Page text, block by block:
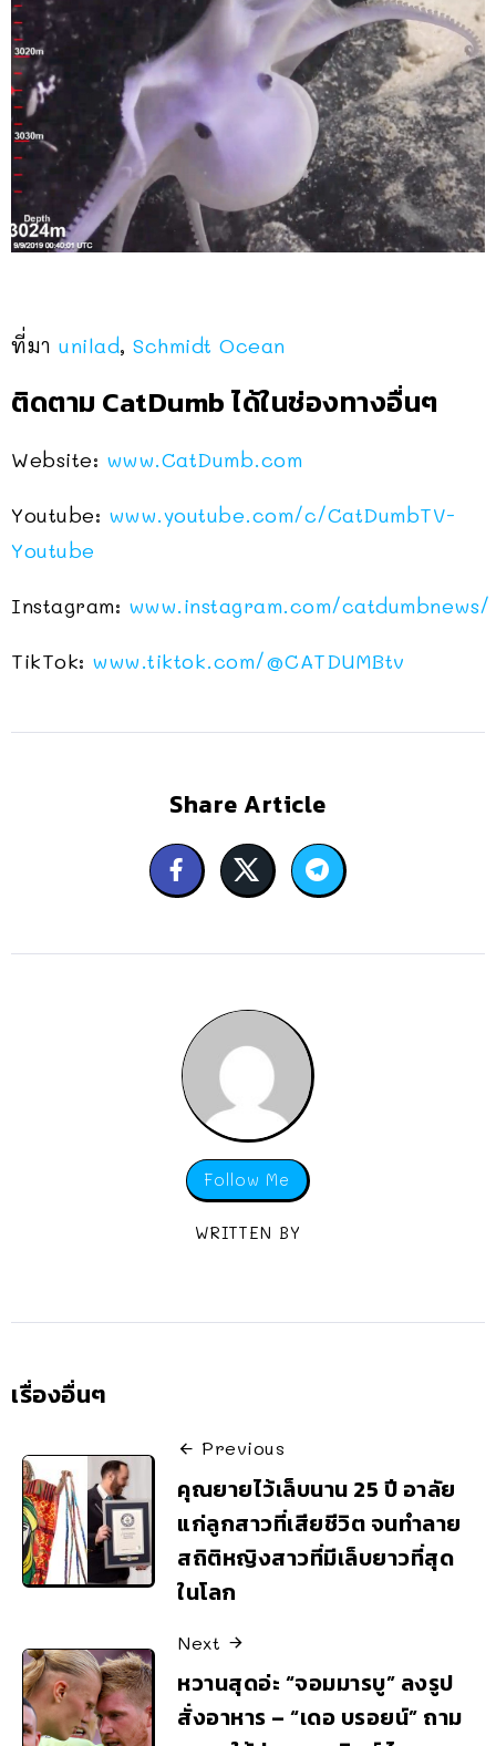
ที่มา unilad, Schmidt Ocean
ติดตาม CatDumb ได้ในช่องทางอื่นๆ
Website: www.CatDumb.com
Youtube: www.youtube.com/c/CatDumbTV-
Youtube
Instagram: www.instagram.com/catdumbnews/
TikTok: www.tiktok.com/@CATDUMBtv
Share Article
Follow Me
WRITTEN BY
เรื่องอื่นๆ
Previous
คุณยายไว้เล็บนาน 25 ปี อาลัย
แก่ลูกสาวที่เสียชีวิต จนทำลาย
สถิติหญิงสาวที่มีเล็บยาวที่สุด
ในโลก
Next
หวานสุดอ่ะ “จอมมารบู” ลงรูป
สั่งอาหาร – “เดอ บรอยน์” ถาม